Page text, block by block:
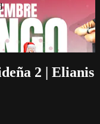
2 | Elianis